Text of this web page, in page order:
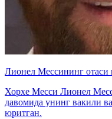
Лионел Мессининг отаси
Хорхе Месси Лионел
давомида унинг вакили
юритган.